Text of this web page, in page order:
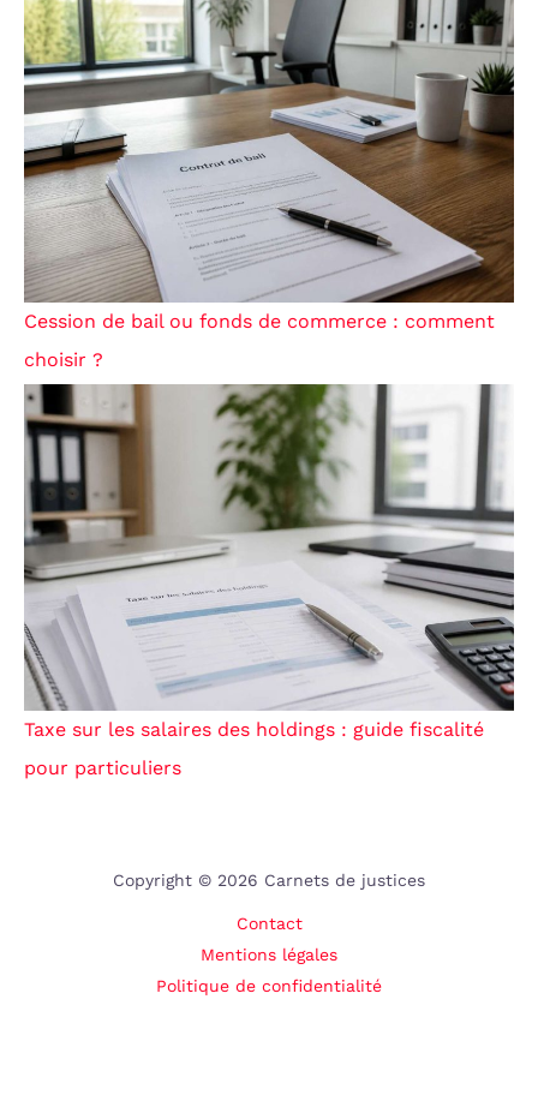
Cession de bail ou fonds de commerce : comment
choisir ?
Taxe sur les salaires des holdings : guide fiscalité
pour particuliers
Copyright © 2026 Carnets de justices
Contact
Mentions légales
Politique de confidentialité